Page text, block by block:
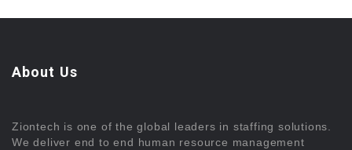
About Us
Ziontech is one of the global leaders in staffing solutions.
We deliver end to end human resource management